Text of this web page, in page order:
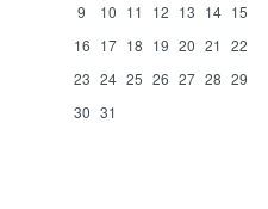
9
10 11 12 13 14 15
16 17 18 19 20 21 22
23 24 25 26 27 28 29
30 31